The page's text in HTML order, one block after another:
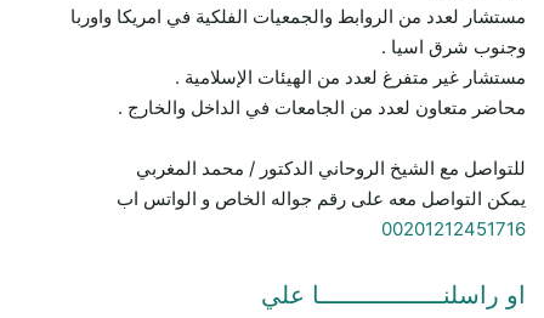
مستشار لعدد من الروابط والجمعيات الفلكية في امريكا واوربا
وجنوب شرق اسيا .
مستشار غير متفرغ لعدد من الهيئات الإسلامية .
محاضر متعاون لعدد من الجامعات في الداخل والخارج .
للتواصل مع الشيخ الروحاني الدكتور / محمد المغربي
يمكن التواصل معه على رقم جواله الخاص و الواتس اب
00201212451716
او راسلنـــــــــــــــــا علي